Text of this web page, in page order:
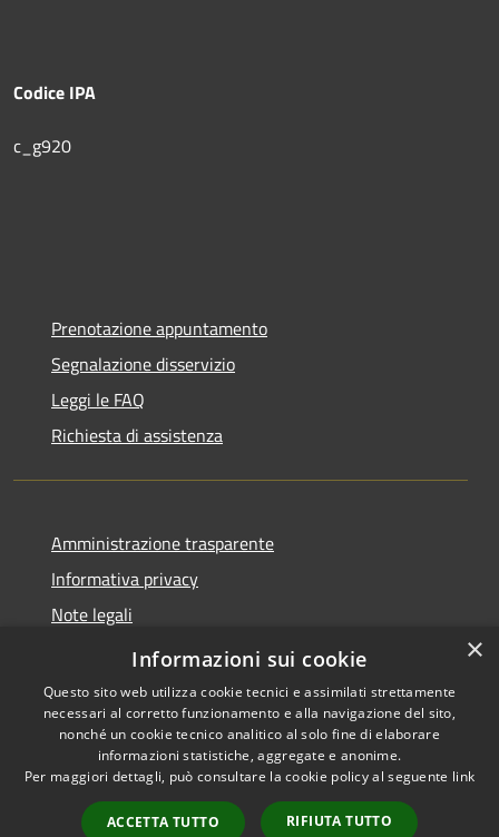
Codice IPA
c_g920
Prenotazione appuntamento
Segnalazione disservizio
Leggi le FAQ
Richiesta di assistenza
Amministrazione trasparente
Informativa privacy
Note legali
Dichiarazione di accessibilità
Accessibilità
Copyright © 2026 • Comune di
Porto San Giorgio • Powered by
Municipium•
Accesso
×
Informazioni sui cookie
Questo sito web utilizza cookie tecnici e assimilati strettamente
necessari al corretto funzionamento e alla navigazione del sito,
nonché un cookie tecnico analitico al solo fine di elaborare
informazioni statistiche, aggregate e anonime.
Per maggiori dettagli, può consultare la cookie policy al seguente link
ACCETTA TUTTO RIFIUTA TUTTO